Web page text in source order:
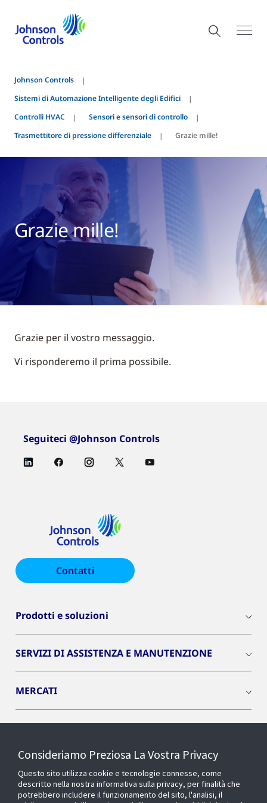
Johnson Controls
Sistemi di Automazione Intelligente degli Edifici
Controlli HVAC
Sensori e sensori di controllo
Trasmettitore di pressione differenziale
Grazie mille!
Grazie mille!
Grazie per il vostro messaggio.
Vi risponderemo il prima possibile.
Seguiteci @Johnson Controls
Contatti
Prodotti e soluzioni
SERVIZI DI ASSISTENZA E MANUTENZIONE
MERCATI
Consideriamo Preziosa La Vostra Privacy
Questo sito utilizza cookie e tecnologie connesse, come
descritto nella nostra informativa sulla privacy, per finalità che
potrebbero includere il funzionamento del sito, l'analisi, il